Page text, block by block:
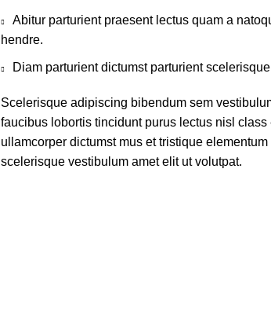
Abitur parturient praesent lectus quam a
hendre.
Diam parturient dictumst parturient
Scelerisque adipiscing bibendum sem
faucibus lobortis tincidunt purus lectus nisl
ullamcorper dictumst mus et tristique
scelerisque vestibulum amet elit ut volutpat.